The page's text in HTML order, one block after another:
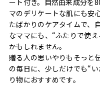
マのデリケートな肌にも安
たばかりのケアタイムで、
なママにも、“ふたりで使
かもしれません。
贈る人の思いやりもそっと
の毎日に、少しだけでも“
り物におすすめです。